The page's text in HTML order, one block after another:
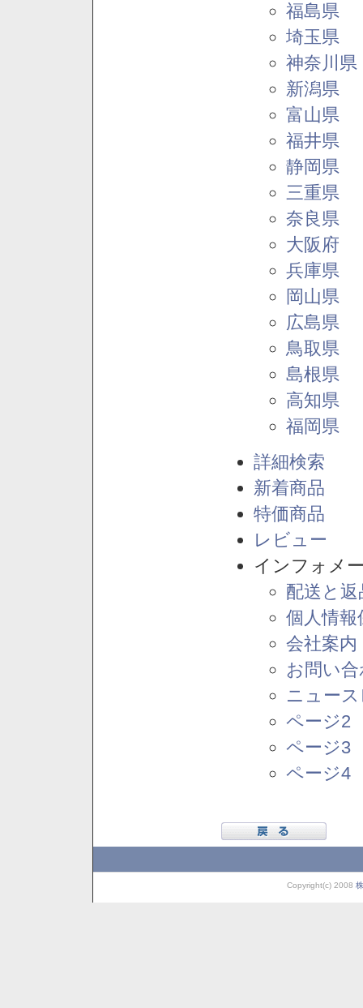
福島県
埼玉県
神奈川県
新潟県
富山県
福井県
静岡県
三重県
奈良県
大阪府
兵庫県
岡山県
広島県
鳥取県
島根県
高知県
福岡県
詳細検索
新着商品
特価商品
レビュー
インフォメ
配送と
個人情報
会社案内
お問い
ニュー
ページ2
ページ3
ページ4
Copyright(c) 2008